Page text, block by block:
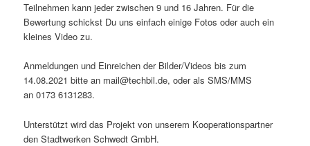
Teilnehmen kann jeder zwischen 9 und 16 Jahren. Für die
Bewertung schickst Du uns einfach einige Fotos oder auch ein
kleines Video zu.
Anmeldungen und Einreichen der Bilder/Videos bis zum
14.08.2021 bitte an mail@techbil.de, oder als SMS/MMS
an 0173 6131283.
Unterstützt wird das Projekt von unserem Kooperationspartner
den Stadtwerken Schwedt GmbH.